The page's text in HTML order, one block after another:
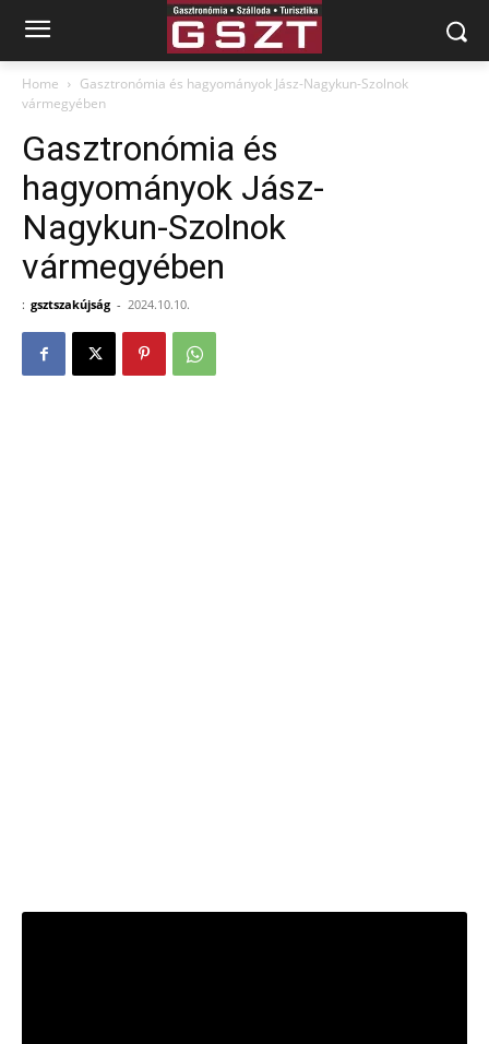
Home
Gasztronómia és hagyományok Jász-Nagykun-Szolnok
vármegyében
Gasztronómia és
hagyományok Jász-
Nagykun-Szolnok
vármegyében
: gsztszakújság - 2024.10.10.